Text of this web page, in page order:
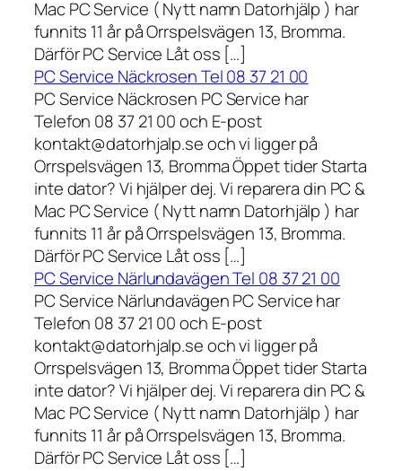
Mac PC Service ( Nytt namn Datorhjälp ) har
funnits 11 år på Orrspelsvägen 13, Bromma.
Därför PC Service Låt oss […]
PC Service Näckrosen Tel 08 37 21 00
PC Service Näckrosen PC Service har
Telefon 08 37 21 00 och E-post
kontakt@datorhjalp.se och vi ligger på
Orrspelsvägen 13, Bromma Öppet tider Starta
inte dator? Vi hjälper dej. Vi reparera din PC &
Mac PC Service ( Nytt namn Datorhjälp ) har
funnits 11 år på Orrspelsvägen 13, Bromma.
Därför PC Service Låt oss […]
PC Service Närlundavägen Tel 08 37 21 00
PC Service Närlundavägen PC Service har
Telefon 08 37 21 00 och E-post
kontakt@datorhjalp.se och vi ligger på
Orrspelsvägen 13, Bromma Öppet tider Starta
inte dator? Vi hjälper dej. Vi reparera din PC &
Mac PC Service ( Nytt namn Datorhjälp ) har
funnits 11 år på Orrspelsvägen 13, Bromma.
Därför PC Service Låt oss […]